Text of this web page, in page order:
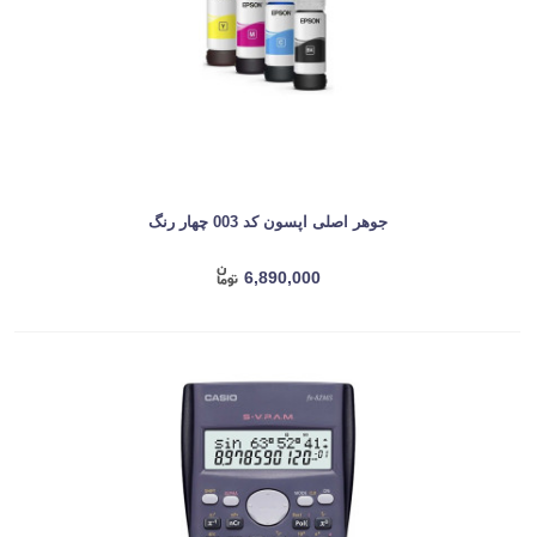
جوهر اصلی اپسون کد 003 چهار رنگ
6,890,000